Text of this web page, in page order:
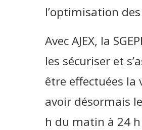
l’optimisation des
Avec AJEX, la
les sécuriser et
être effectuées la
avoir désormais
h du matin à 24